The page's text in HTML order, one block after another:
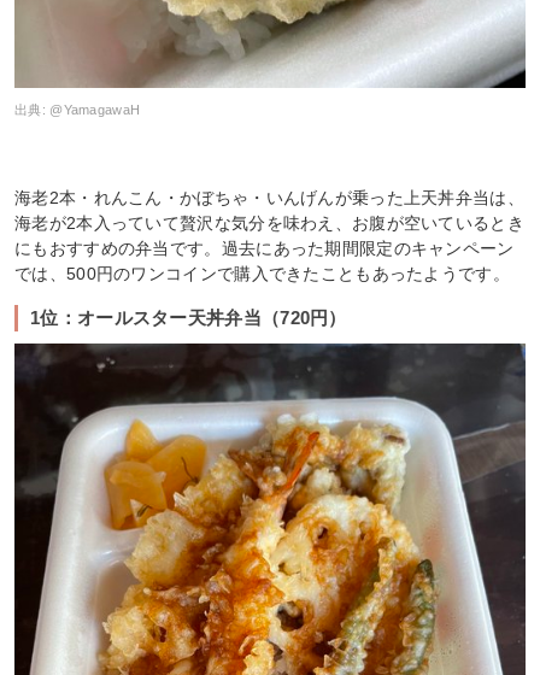
出典: @YamagawaH
海老2本・れんこん・かぼちゃ・いんげんが乗った上天丼弁当は、
海老が2本入っていて贅沢な気分を味わえ、お腹が空いているとき
にもおすすめの弁当です。過去にあった期間限定のキャンペーン
では、500円のワンコインで購入できたこともあったようです。
1位：オールスター天丼弁当（720円）